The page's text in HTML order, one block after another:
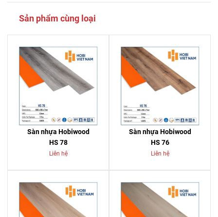
Sản phẩm cùng loại
Sàn nhựa Hobiwood
HS 78
Liên hệ
Sàn nhựa Hobiwood
HS 76
Liên hệ